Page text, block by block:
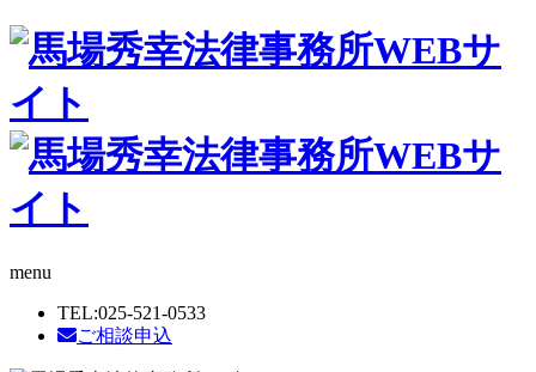
menu
TEL:025-521-0533
ご相談申込